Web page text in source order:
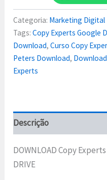
Categoria: Marketing Digital
Tags:Copy Experts Google
Download,Curso Copy
Peters Download,
Experts
Descrição
DOWNLOAD Copy
DRIVE